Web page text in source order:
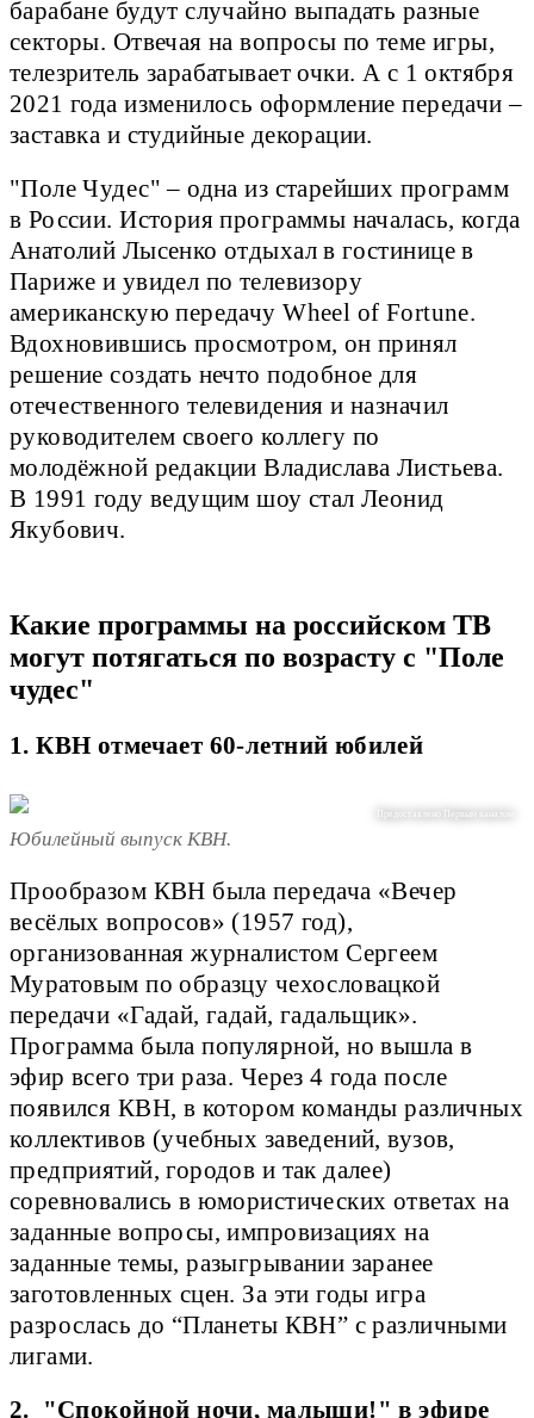
барабане будут случайно выпадать разные
секторы. Отвечая на вопросы по теме игры,
телезритель зарабатывает очки. А с 1 октября
2021 года изменилось оформление передачи –
заставка и студийные декорации.
"Поле Чудес" – одна из старейших программ
в России. История программы началась, когда
Анатолий Лысенко отдыхал в гостинице в
Париже и увидел по телевизору
американскую передачу Wheel of Fortune.
Вдохновившись просмотром, он принял
решение создать нечто подобное для
отечественного телевидения и назначил
руководителем своего коллегу по
молодёжной редакции Владислава Листьева.
В 1991 году ведущим шоу стал Леонид
Якубович.
Какие программы на российском ТВ
могут потягаться по возрасту с "Поле
чудес"
1. КВН отмечает 60-летний юбилей
Предоставлено Первым каналом
Юбилейный выпуск КВН.
Прообразом КВН была передача «Вечер
весёлых вопросов» (1957 год),
организованная журналистом Сергеем
Муратовым по образцу чехословацкой
передачи «Гадай, гадай, гадальщик».
Программа была популярной, но вышла в
эфир всего три раза. Через 4 года после
появился КВН, в котором команды различных
коллективов (учебных заведений, вузов,
предприятий, городов и так далее)
соревновались в юмористических ответах на
заданные вопросы, импровизациях на
заданные темы, разыгрывании заранее
заготовленных сцен. За эти годы игра
разрослась до “Планеты КВН” с различными
лигами.
2. "Спокойной ночи, малыши!" в эфире